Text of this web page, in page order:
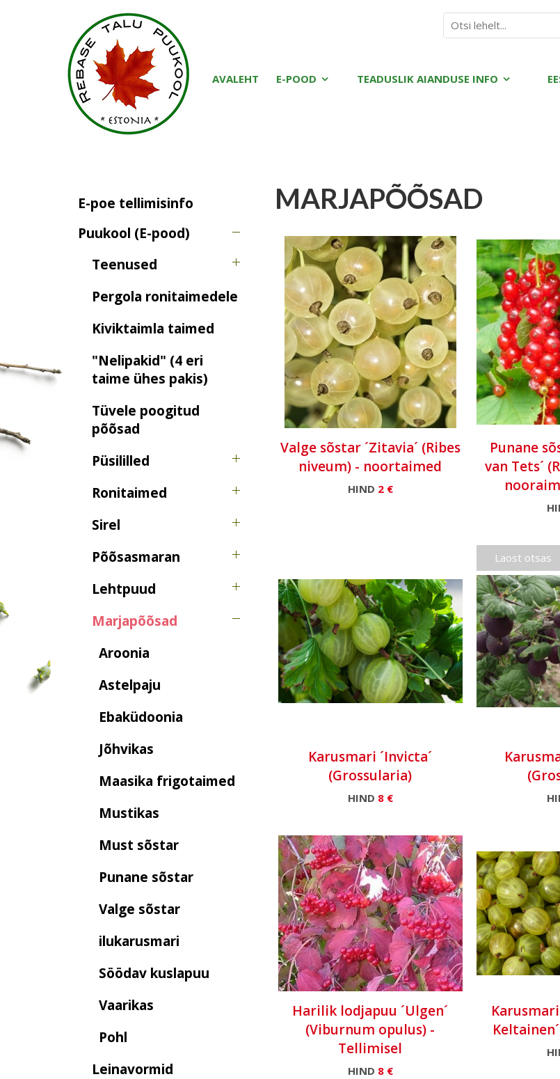
AVALEHT E-POOD TEADUSLIK AIANDUSE INFO
E-poe tellimisinfo
Puukool (E-pood)
Teenused
Pergola ronitaimedele
Kiviktaimla taimed
"Nelipakid" (4 eri
taime ühes pakis)
Tüvele poogitud
põõsad
Püsililled
Ronitaimed
Sirel
Põõsasmaran
Lehtpuud
Marjapõõsad
Aroonia
Astelpaju
Ebaküdoonia
Jõhvikas
Maasika frigotaimed
Mustikas
Must sõstar
Punane sõstar
Valge sõstar
ilukarusmari
Söödav kuslapuu
Vaarikas
Pohl
Leinavormid
MARJAPÕÕSAD
Valge sõstar ´Zitavia´ (Ribes
niveum) - noortaimed
HIND 2 €
Punane
van Tets´
Karusmari ´Invicta´
(Grossularia)
HIND 8 €
Laost otsas
Harilik lodjapuu ´Ulgen´
(Viburnum opulus) -
Tellimisel
HIND 8 €